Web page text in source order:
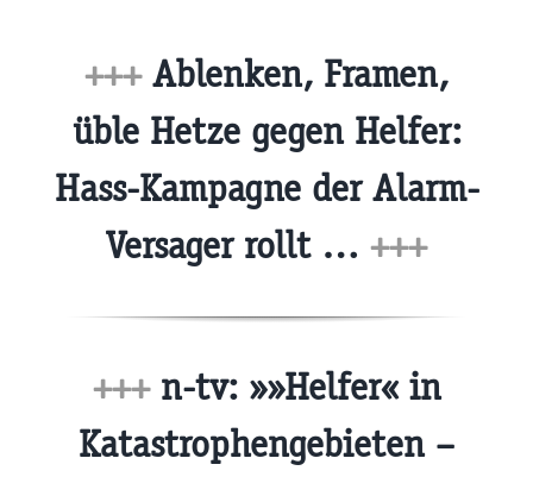
+++Ablenken, Framen,
üble Hetze gegen Helfer:
Hass-Kampagne der Alarm-
Versager rollt … +++
+++n-tv: »»Helfer« in
Katastrophengebieten –